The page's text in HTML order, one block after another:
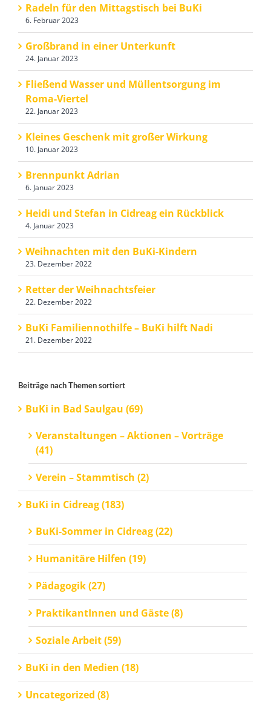
Radeln für den Mittagstisch bei BuKi
6. Februar 2023
Großbrand in einer Unterkunft
24. Januar 2023
Fließend Wasser und Müllentsorgung im
Roma-Viertel
22. Januar 2023
Kleines Geschenk mit großer Wirkung
10. Januar 2023
Brennpunkt Adrian
6. Januar 2023
Heidi und Stefan in Cidreag ein Rückblick
4. Januar 2023
Weihnachten mit den BuKi-Kindern
23. Dezember 2022
Retter der Weihnachtsfeier
22. Dezember 2022
BuKi Familiennothilfe – BuKi hilft Nadi
21. Dezember 2022
Beiträge nach Themen sortiert
BuKi in Bad Saulgau (69)
Veranstaltungen – Aktionen – Vorträge
(41)
Verein – Stammtisch (2)
BuKi in Cidreag (183)
BuKi-Sommer in Cidreag (22)
Humanitäre Hilfen (19)
Pädagogik (27)
PraktikantInnen und Gäste (8)
Soziale Arbeit (59)
BuKi in den Medien (18)
Uncategorized (8)